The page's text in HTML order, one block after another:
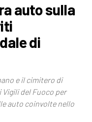
auto sulla
di
e il cimitero di
Vigili del Fuoco per
auto coinvolte nello